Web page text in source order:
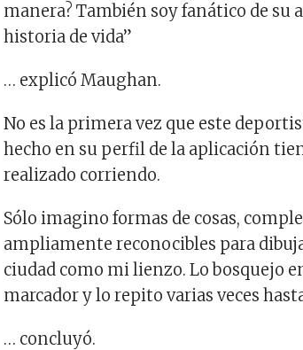
manera? También soy fanático de su
historia de vida”
… explicó Maughan.
No es la primera vez que este
hecho en su perfil de la aplicación
realizado corriendo.
Sólo imagino formas de cosas,
ampliamente reconocibles para
ciudad como mi lienzo. Lo bosquejo
marcador y lo repito varias veces
… concluyó.